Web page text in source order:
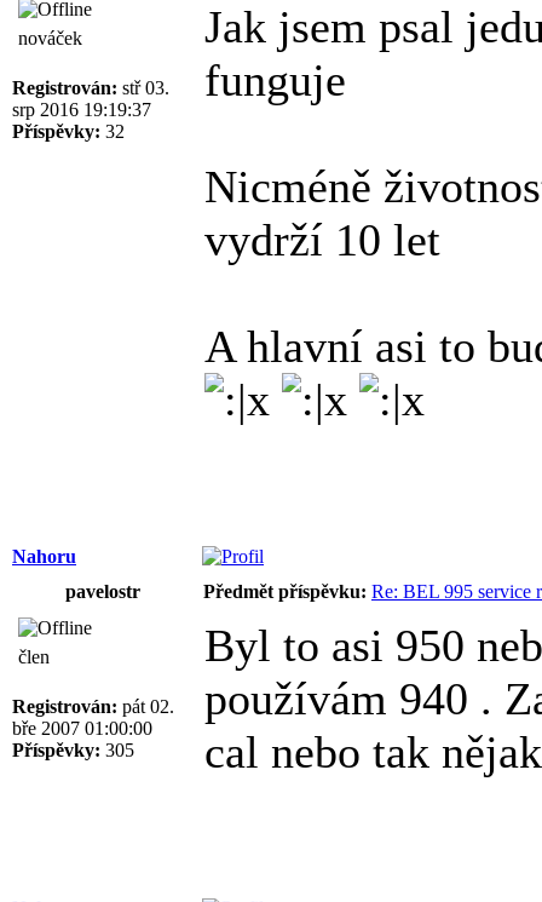
nováček
Registrován: stř 03.
srp 2016 19:19:37
Příspěvky: 32
Jak jsem psal
funguje
Nicméně
vydrží 10 let
A hlavní asi to
Nahoru
pavelostr
Předmět příspěvku: Re: BEL 995 service
člen
Registrován: pát 02.
bře 2007 01:00:00
Příspěvky: 305
Byl to asi 950
používám 940 .
cal nebo tak